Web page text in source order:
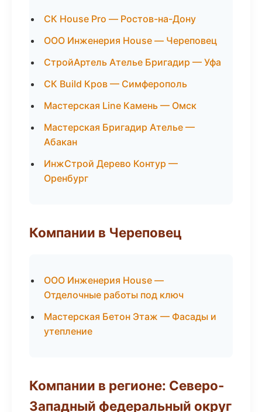
СК House Pro — Ростов-на-Дону
ООО Инженерия House — Череповец
СтройАртель Ателье Бригадир — Уфа
СК Build Кров — Симферополь
Мастерская Line Камень — Омск
Мастерская Бригадир Ателье —
Абакан
ИнжСтрой Дерево Контур —
Оренбург
Компании в Череповец
ООО Инженерия House —
Отделочные работы под ключ
Мастерская Бетон Этаж — Фасады и
утепление
Компании в регионе: Северо-
Западный федеральный округ